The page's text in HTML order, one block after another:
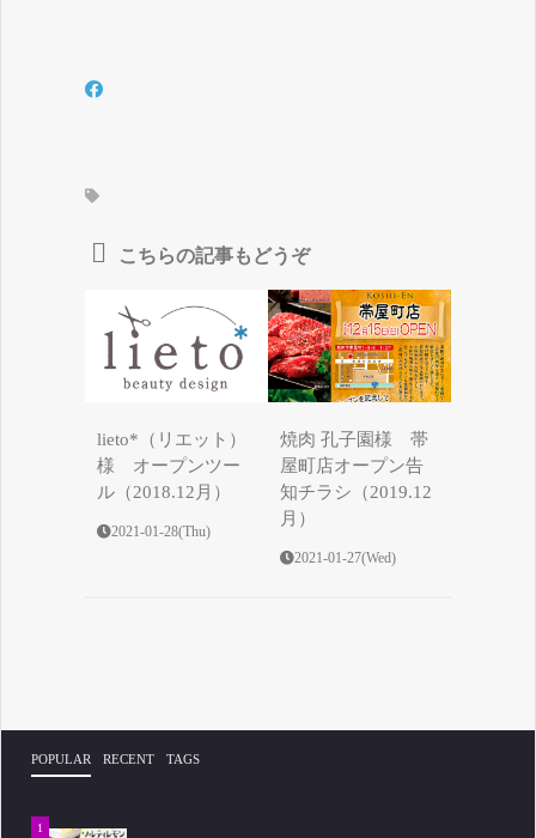
こちらの記事もどうぞ
lieto*（リエット）
様 オープンツー
ル（2018.12月）
2021-01-28(Thu)
焼肉 孔子園様 帯
屋町店オープン告
知チラシ（2019.12
月）
2021-01-27(Wed)
POPULAR RECENT TAGS